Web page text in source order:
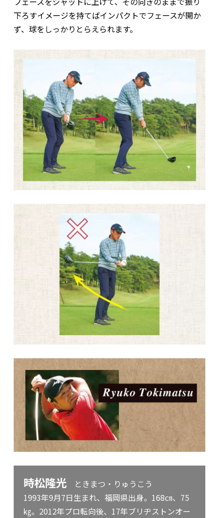
下ろすイメージを持てばインパクトでフェースが開か
ず、球をしっかりとらえられます。
時松隆光 ときまつ・りゅうこう
1993年9月7日生まれ、福岡県出身。168㎝、75
㎏。2012年プロ転向後、17年ブリヂストンオー